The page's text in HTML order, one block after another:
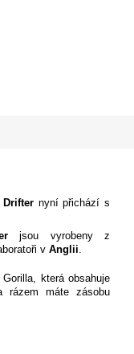
Drifter nyní přichází s
jsou vyrobeny z
v Anglii
která obsahuje
rázem máte zásobu